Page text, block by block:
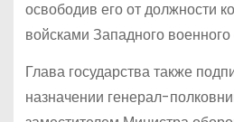
освободив его от должности
войсками Западного военного
Глава государства также
назначении генерал-